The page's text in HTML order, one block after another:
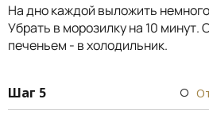
На дно каждой выложить
Убрать в морозилку на 10 минут.
печеньем - в холодильник.
Шаг 5